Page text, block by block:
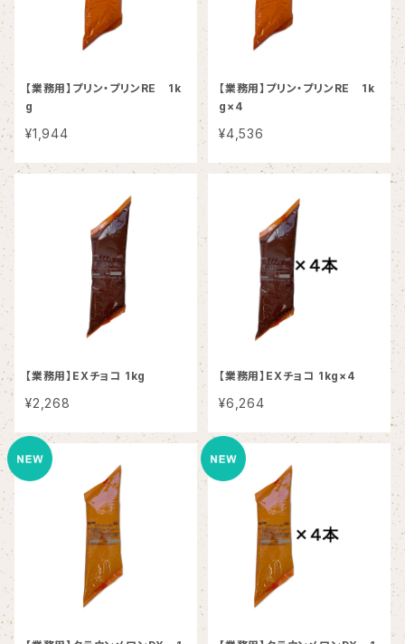
【業務用】プリン・プリンRE 1k
g
¥1,944
【業務用】プリン・プリンRE 1k
g×4
¥4,536
【業務用】EXチョコ 1kg
¥2,268
【業務用】EXチョコ 1kg×4
¥6,264